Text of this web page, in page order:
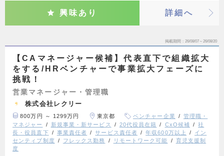
興味あり 詳細へ
掲載期間 26/08/07～26/08/20
【CAマネージャー候補】代表直下で組織拡大
をする/HRベンチャーで事業拡大フェーズに
挑戦！
営業マネージャー・管理職
株式会社レクリー
800万円 ～ 1299万円 東京都 ベンチャー企業
管理職・
マネジャー
新規事業・新サービス 20代役員在籍 CxO候補
社
長・役員直下
事業責任者 サービス責任者 年収600万以上
イン
センティブ制度
フレックス勤務 リモートワーク可能
育児支援制
度